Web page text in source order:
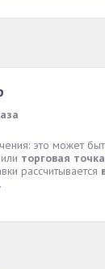
это может
торговая
рассчитывается